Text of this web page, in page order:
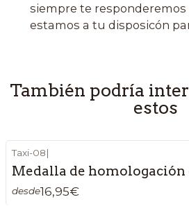
siempre te responderemos
estamos a tu disposicón
También podría
estos
Taxi-08|
Medalla de homologación
desde16,95€